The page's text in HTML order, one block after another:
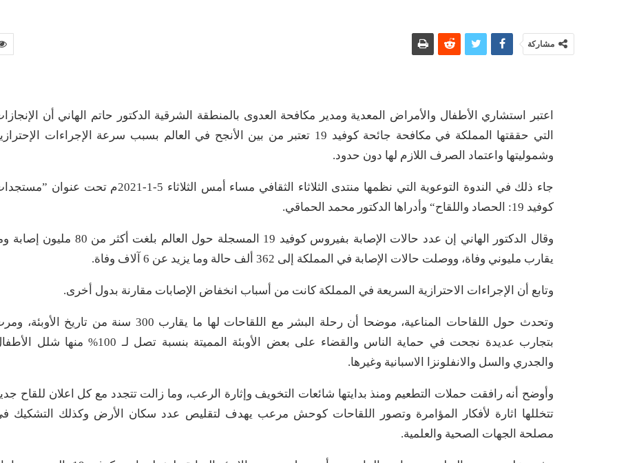
مشاركة
اعتبر استشاري الأطفال والأمراض المعدية ومدير مكافحة العدوى بالمنطقة الشرقية الدكتور حاتم الهاني أن
التي حققتها المملكة في مكافحة جائحة كوفيد 19 تعتبر من بين الأنجح في العالم بسبب سرعة الإجراءات
وشموليتها واعتماد الصرف اللازم لها دون حدود.
جاء ذلك في الندوة التوعوية التي نظمها منتدى الثلاثاء الثقافي مساء أمس الثلاثاء 5-1-2021م تحت عنوان
كوفيد 19: الحصاد واللقاح“ وأدراها الدكتور محمد الحماقي.
وقال الدكتور الهاني إن عدد حالات الإصابة بفيروس كوفيد 19 المسجلة حول العالم بلغت أكثر من 80
يقارب مليوني وفاة، ووصلت حالات الإصابة في المملكة إلى 362 ألف حالة وما يزيد عن 6 آلاف وفاة.
وتابع أن الإجراءات الاحترازية السريعة في المملكة كانت من أسباب انخفاض الإصابات مقارنة بدول أخرى.
وتحدث حول اللقاحات المناعية، موضحا أن رحلة البشر مع اللقاحات لها ما يقارب 300 سنة من تاريخ
بتجارب عديدة نجحت في حماية الناس والقضاء على بعض الأوبئة المميتة بنسبة تصل لـ 100% منها شلل
والجدري والسل والانفلونزا الاسبانية وغيرها.
وأوضح أنه رافقت حملات التطعيم ومنذ بدايتها شائعات التخويف وإثارة الرعب، وما زالت تتجدد مع كل اعلان للقاح
تتخللها اثارة لأفكار المؤامرة وتصور اللقاحات كوحش مرعب يهدف لتقليص عدد سكان الأرض وكذلك التشكيك
مصلحة الجهات الصحية والعلمية.